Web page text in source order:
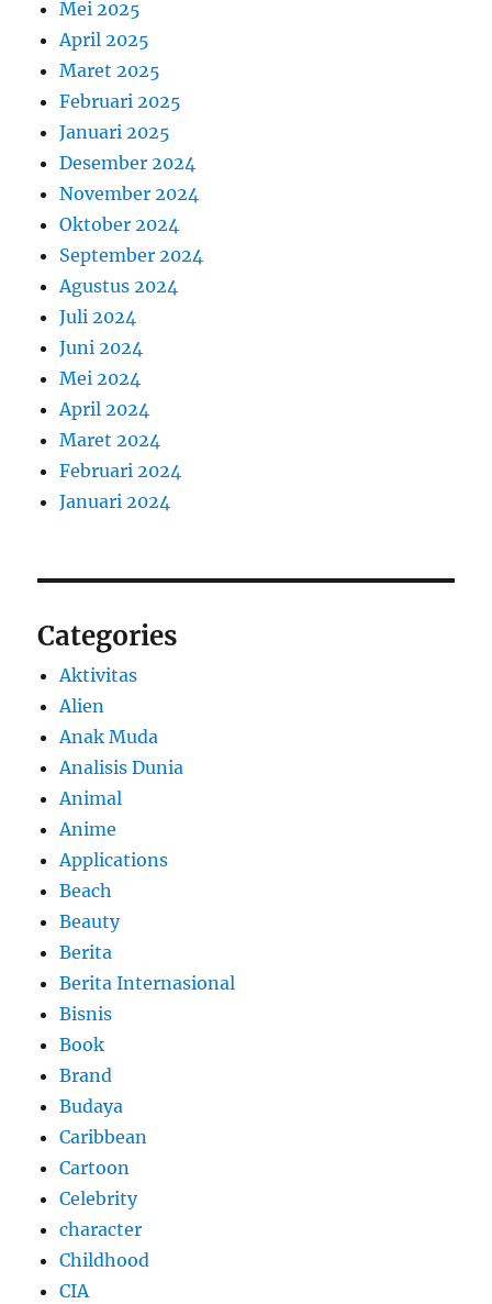
Mei 2025
April 2025
Maret 2025
Februari 2025
Januari 2025
Desember 2024
November 2024
Oktober 2024
September 2024
Agustus 2024
Juli 2024
Juni 2024
Mei 2024
April 2024
Maret 2024
Februari 2024
Januari 2024
Categories
Aktivitas
Alien
Anak Muda
Analisis Dunia
Animal
Anime
Applications
Beach
Beauty
Berita
Berita Internasional
Bisnis
Book
Brand
Budaya
Caribbean
Cartoon
Celebrity
character
Childhood
CIA